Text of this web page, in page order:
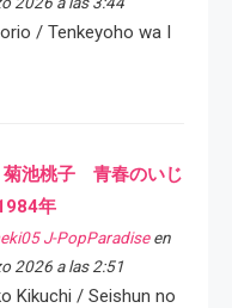
/ Tenkeyoho wa I
菊池桃子 青春のいじ
年
J-PopParadiseen
2026 a las 2:51
Kikuchi / Seishun no